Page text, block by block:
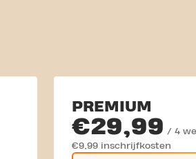
PREMIUM
€29,99 / 4
€9,99 inschrijfkosten